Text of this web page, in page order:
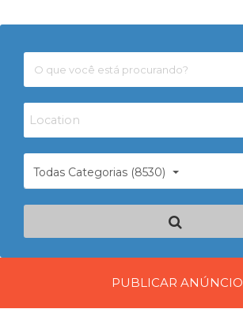
Todas Categorias (8530)
PUBLICAR ANÚNCIO